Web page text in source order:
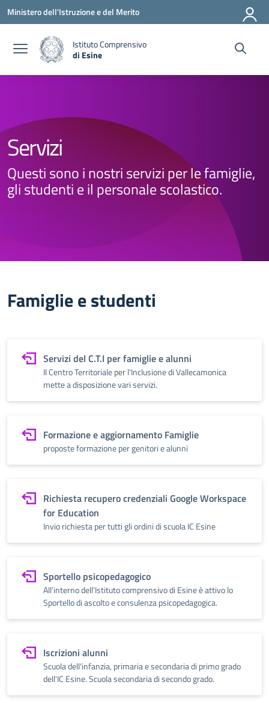
Vai ai contenuti
Vai al menu di navigazione
Vai al footer
Ministero dell'Istruzione e del Merito
Istituto Comprensivo
di Esine
Servizi
Questi sono i nostri servizi per le famiglie,
gli studenti e il personale scolastico.
Famiglie e studenti
Servizi del C.T.I per famiglie e alunni
Il Centro Territoriale per l'Inclusione di Vallecamonica
mette a disposizione vari servizi.
Formazione e aggiornamento Famiglie
proposte formazione per genitori e alunni
Richiesta recupero credenziali Google Workspace
for Education
Invio richiesta per tutti gli ordini di scuola IC Esine
Sportello psicopedagogico
All’interno dell’Istituto comprensivo di Esine è attivo lo
Sportello di ascolto e consulenza psicopedagogica.
Iscrizioni alunni
Scuola dell'infanzia, primaria e secondaria di primo grado
dell'IC Esine. Scuola secondaria di secondo grado.